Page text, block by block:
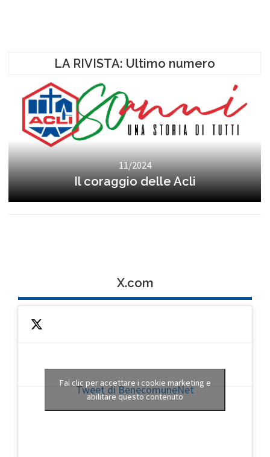
LA RIVISTA: Ultimo numero
11/2024
Il coraggio delle Acli
X.com
Tweet di BenecomuneNet
Fai clic per accettare i cookie marketing e
abilitare questo contenuto